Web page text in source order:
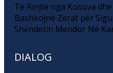
Të Rinjtë nga Kosova
Bashkojnë Zërat për
Shëndetin Mendor Në
DIALOG